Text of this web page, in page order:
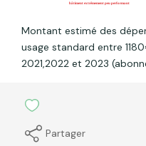
Montant estimé des
usage standard entre
2021,2022 et 2023
Partager